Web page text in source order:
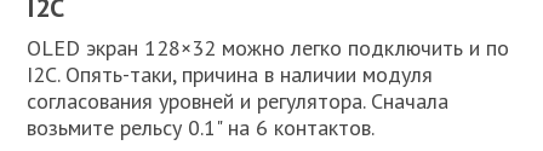
I2C
OLED экран 128×32 можно легко подключить и по
I2C. Опять-таки, причина в наличии модуля
согласования уровней и регулятора. Сначала
возьмите рельсу 0.1" на 6 контактов.